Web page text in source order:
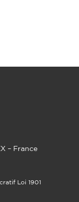
– France
Loi 1901